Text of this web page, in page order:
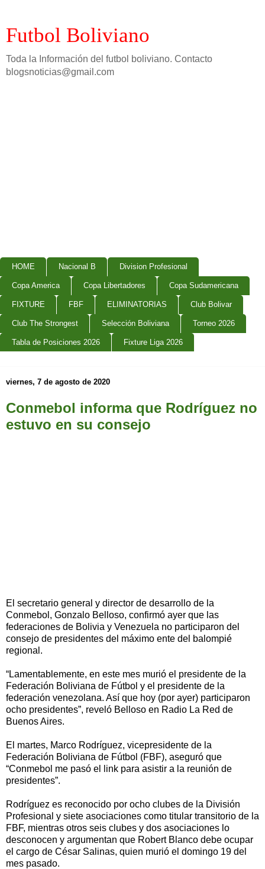
Futbol Boliviano
Toda la Información del futbol boliviano. Contacto
blogsnoticias@gmail.com
HOME Nacional B Division Profesional
Copa America Copa Libertadores Copa Sudamericana
FIXTURE FBF ELIMINATORIAS Club Bolivar
Club The Strongest Selección Boliviana Torneo 2026
Tabla de Posiciones 2026 Fixture Liga 2026
viernes, 7 de agosto de 2020
Conmebol informa que Rodríguez no
estuvo en su consejo
El secretario general y director de desarrollo de la
Conmebol, Gonzalo Belloso, confirmó ayer que las
federaciones de Bolivia y Venezuela no participaron del
consejo de presidentes del máximo ente del balompié
regional.
“Lamentablemente, en este mes murió el presidente de la
Federación Boliviana de Fútbol y el presidente de la
federación venezolana. Así que hoy (por ayer) participaron
ocho presidentes”, reveló Belloso en Radio La Red de
Buenos Aires.
El martes, Marco Rodríguez, vicepresidente de la
Federación Boliviana de Fútbol (FBF), aseguró que
“Conmebol me pasó el link para asistir a la reunión de
presidentes”.
Rodríguez es reconocido por ocho clubes de la División
Profesional y siete asociaciones como titular transitorio de la
FBF, mientras otros seis clubes y dos asociaciones lo
desconocen y argumentan que Robert Blanco debe ocupar
el cargo de César Salinas, quien murió el domingo 19 del
mes pasado.